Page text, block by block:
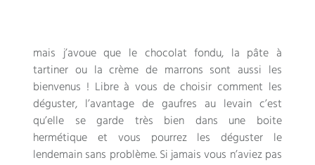
mais j’avoue que le chocolat fondu, la pâte à
tartiner ou la crème de marrons sont aussi les
bienvenus ! Libre à vous de choisir comment les
déguster, l’avantage de gaufres au levain c’est
qu’elle se garde très bien dans une boite
hermétique et vous pourrez les déguster le
lendemain sans problème. Si jamais vous n’aviez pas